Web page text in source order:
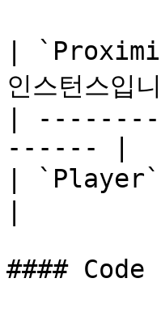
|
인스턴스입
|
------ |
|
#### Code